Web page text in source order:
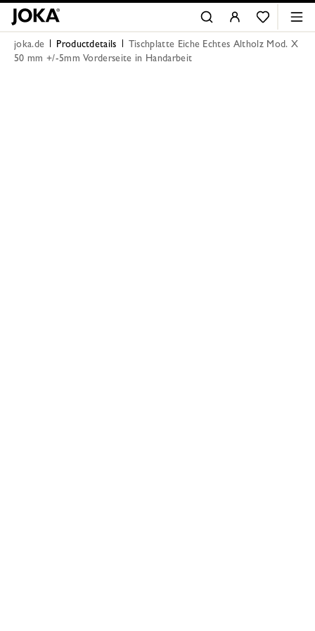
joka.de Productdetails
Tischplatte Eiche Echtes Altholz Mod. X
50 mm +/-5mm Vorderseite in Handarbeit